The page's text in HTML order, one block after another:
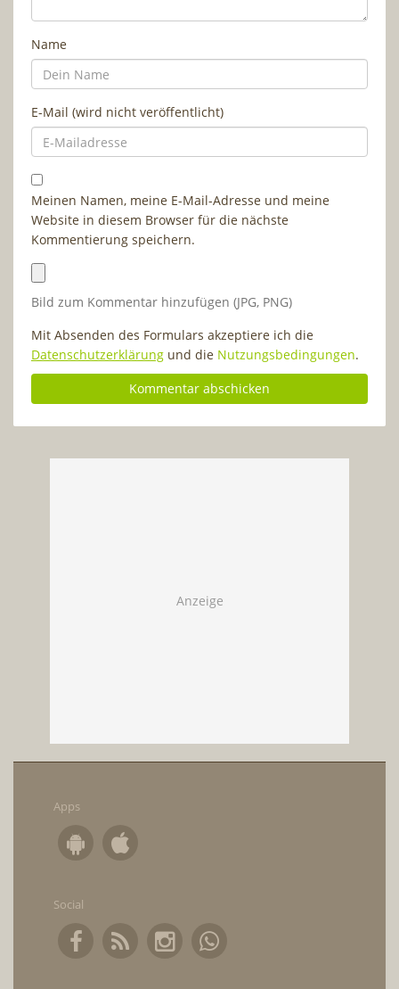
Name
E-Mail (wird nicht veröffentlicht)
Meinen Namen, meine E-Mail-Adresse und meine
Website in diesem Browser für die nächste
Kommentierung speichern.
Bild zum Kommentar hinzufügen (JPG, PNG)
Mit Absenden des Formulars akzeptiere ich die
Datenschutzerklärung und die Nutzungsbedingungen.
Apps
Social